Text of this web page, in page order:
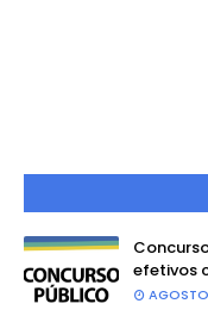
efetivos